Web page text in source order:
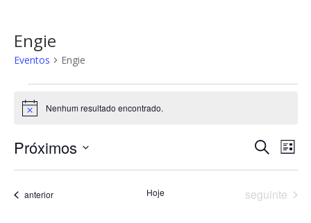
Engie
Eventos Engie
Eventos
Notice Nenhum resultado encontrado.
e
de
Procurar
do
Lista
Próximos
data.Eventos
anterior Hoje Eventos
seguinte